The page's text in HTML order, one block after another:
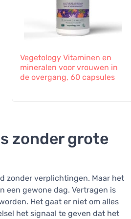
Vegetology Vitaminen en
mineralen voor vrouwen in
de overgang, 60 capsules
zonder grote
zonder verplichtingen. Maar het
een gewone dag. Vertragen is
Het gaat er niet om alles
het signaal te geven dat het